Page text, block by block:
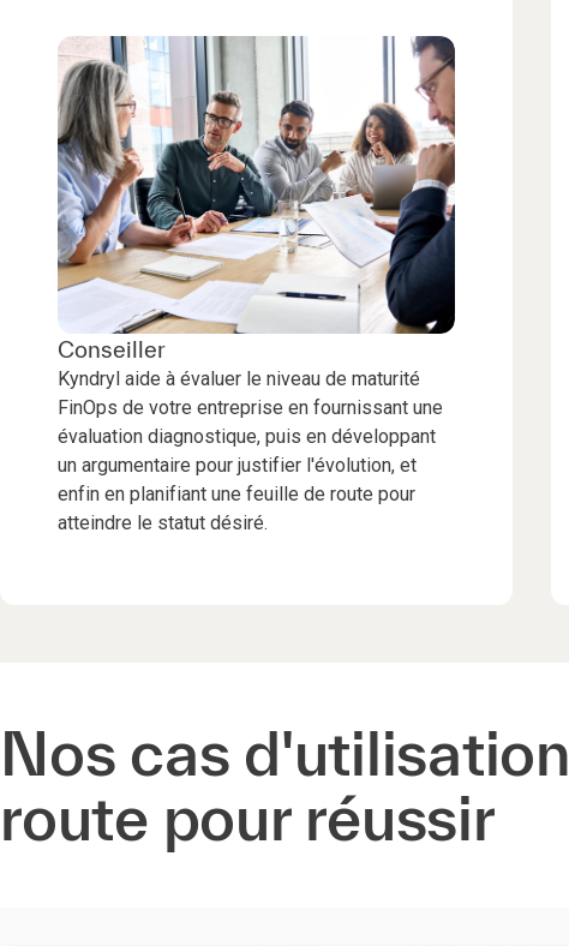
Conseiller
Kyndryl aide à évaluer le niveau de maturité
FinOps de votre entreprise en fournissant une
évaluation diagnostique, puis en développant
un argumentaire pour justifier l'évolution, et
enfin en planifiant une feuille de route pour
atteindre le statut désiré.
Nos cas
route pour réussir